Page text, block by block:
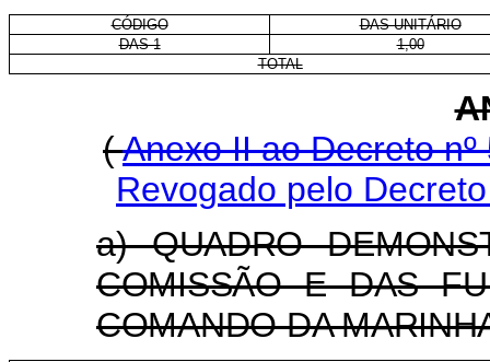
CÓDIGO
DAS-UNITÁRIO
DAS-1
1,00
TOTAL
(Anexo II ao Decreto
Revogado pelo
a) QUADRO
COMISSÃO E DAS
COMANDO DA